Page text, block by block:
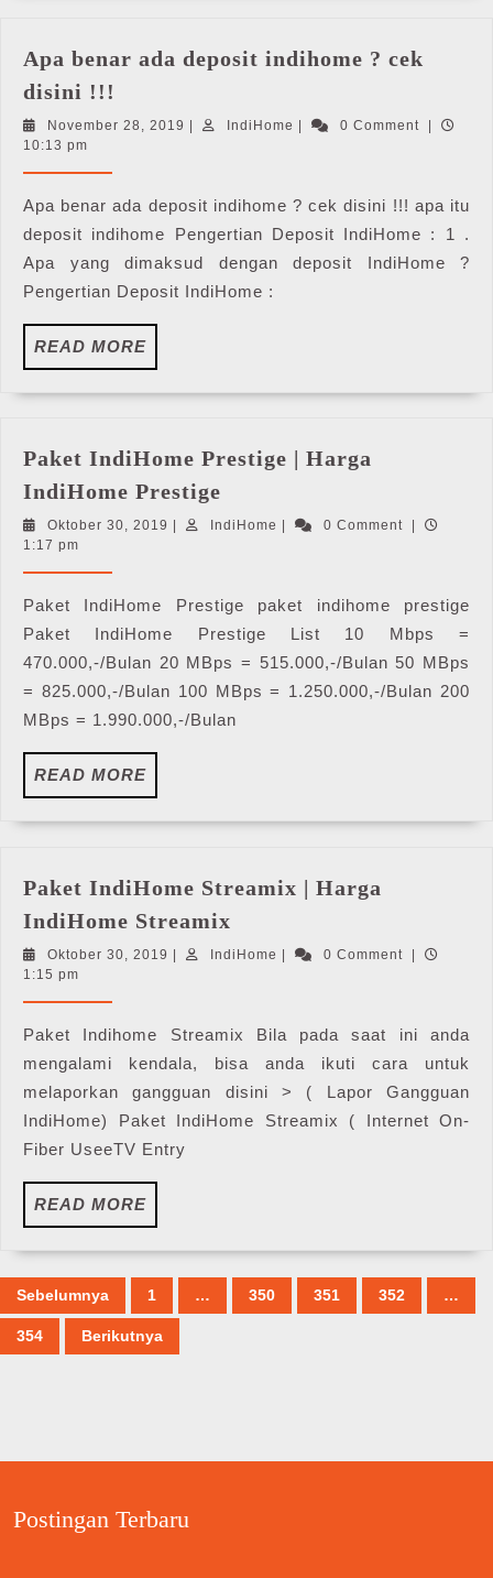
Apa benar ada deposit indihome ? cek
disini !!!
ada
?
cek
disini
!!!
November 28, 2019 November
| IndiHome IndiHome
| 0 Comment
|
10:13 pm
Apa benar ada deposit indihome ? cek disini !!! apa itu
deposit indihome Pengertian Deposit IndiHome : 1 .
Apa yang dimaksud dengan deposit IndiHome ?
Pengertian Deposit IndiHome :
READ MOREREAD
MORE
Paket IndiHome Prestige | Harga
IndiHome Prestige
IndiHome
Prestige
IndiHome
Prestige
Oktober 30, 2019 OktoberIndiHome IndiHome0 Comment
1:17 pm
Paket IndiHome Prestige paket indihome prestige
Paket IndiHome Prestige List 10 Mbps =
470.000,-/Bulan 20 MBps = 515.000,-/Bulan 50 MBps
= 825.000,-/Bulan 100 MBps = 1.250.000,-/Bulan 200
MBps = 1.990.000,-/Bulan
READ MOREREAD
MORE
Paket IndiHome Streamix | Harga
IndiHome Streamix
IndiHome
Streamix
IndiHome
Streamix
Oktober 30, 2019 Oktober
| IndiHome IndiHome
| 0 Comment
|
1:15 pm
Paket Indihome Streamix Bila pada saat ini anda
mengalami kendala, bisa anda ikuti cara untuk
melaporkan gangguan disini > ( Lapor Gangguan
IndiHome) Paket IndiHome Streamix ( Internet On-
Fiber UseeTV Entry
READ MOREREAD
MORE
Paginasi
pos
Sebelumnya 1 … 350 351 352 …
354 Berikutnya
Postingan Terbaru